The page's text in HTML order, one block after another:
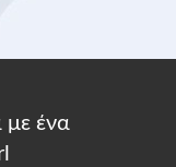
με ένα